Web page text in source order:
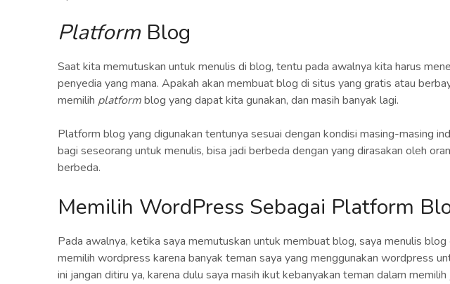
Platform Blog
Saat kita memutuskan untuk menulis di blog, tentu pada awalnya kita harus
penyedia yang mana. Apakah akan membuat blog di situs yang gratis atau
memilih platformblog yang dapat kita gunakan, dan masih banyak lagi.
Platform blog yang digunakan tentunya sesuai dengan kondisi masing-masing
bagi seseorang untuk menulis, bisa jadi berbeda dengan yang dirasakan oleh
berbeda.
Memilih WordPress Sebagai Platform
Pada awalnya, ketika saya memutuskan untuk membuat blog, saya menulis
memilih wordpress karena banyak teman saya yang menggunakan wordpress
ini jangan ditiru ya, karena dulu saya masih ikut kebanyakan teman dalam memilih